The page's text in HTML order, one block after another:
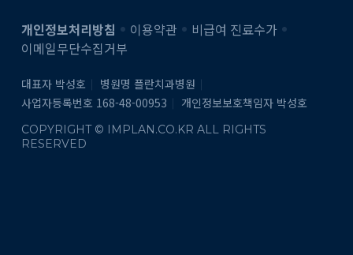
개인정보처리방침 이용약관
비급여 진료수가
이메일무단수집거부
대표자 박성호
병원명 플란치과병원
사업자등록번호 168-48-00953
개인정보보호책임자 박성호
COPYRIGHT © IMPLAN.CO.KR ALL RIGHTS
RESERVED